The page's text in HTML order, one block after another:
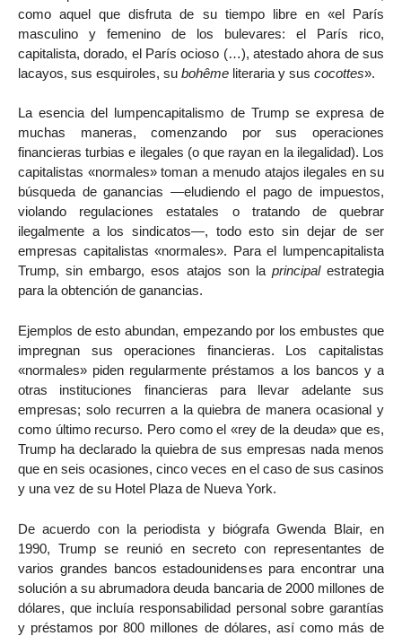
como aquel que disfruta de su tiempo libre en «el París
masculino y femenino de los bulevares: el París rico,
capitalista, dorado, el París ocioso (…), atestado ahora de sus
lacayos, sus esquiroles, su bohême literaria y sus cocottes».
La esencia del lumpencapitalismo de Trump se expresa de
muchas maneras, comenzando por sus operaciones
financieras turbias e ilegales (o que rayan en la ilegalidad). Los
capitalistas «normales» toman a menudo atajos ilegales en su
búsqueda de ganancias —eludiendo el pago de impuestos,
violando regulaciones estatales o tratando de quebrar
ilegalmente a los sindicatos—, todo esto sin dejar de ser
empresas capitalistas «normales». Para el lumpencapitalista
Trump, sin embargo, esos atajos son la principalestrategia
para la obtención de ganancias.
Ejemplos de esto abundan, empezando por los embustes que
impregnan sus operaciones financieras. Los capitalistas
«normales» piden regularmente préstamos a los bancos y a
otras instituciones financieras para llevar adelante sus
empresas; solo recurren a la quiebra de manera ocasional y
como último recurso. Pero como el «rey de la deuda» que es,
Trump ha declarado la quiebra de sus empresas nada menos
que en seis ocasiones, cinco veces en el caso de sus casinos
y una vez de su Hotel Plaza de Nueva York.
De acuerdo con la periodista y biógrafa Gwenda Blair, en
1990, Trump se reunió en secreto con representantes de
varios grandes bancos estadounidenses para encontrar una
solución a su abrumadora deuda bancaria de 2000 millones de
dólares, que incluía responsabilidad personal sobre garantías
y préstamos por 800 millones de dólares, así como más de